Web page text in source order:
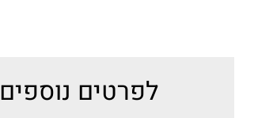
לפרטים נוספים